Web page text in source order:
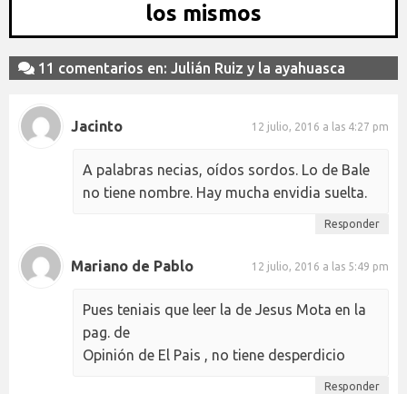
los mismos
11 comentarios en: Julián Ruiz y la ayahuasca
Jacinto 12 julio, 2016 a las 4:27 pm
A palabras necias, oídos sordos. Lo de Bale
no tiene nombre. Hay mucha envidia suelta.
Responder
Mariano de Pablo 12 julio, 2016 a las 5:49 pm
Pues teniais que leer la de Jesus Mota en la
pag. de
Opinión de El Pais , no tiene desperdicio
Responder